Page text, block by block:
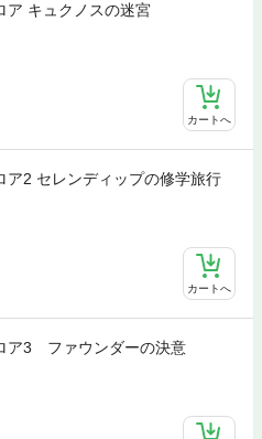
ア キュクノスの迷宮
カートへ
ア2 セレンディップの修学旅行
カートへ
ア3 ファウンダーの決意